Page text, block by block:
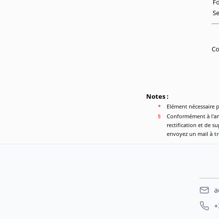
Notes :
*
Elément
§
Conformément à
rectification et de
envoyez un mail à